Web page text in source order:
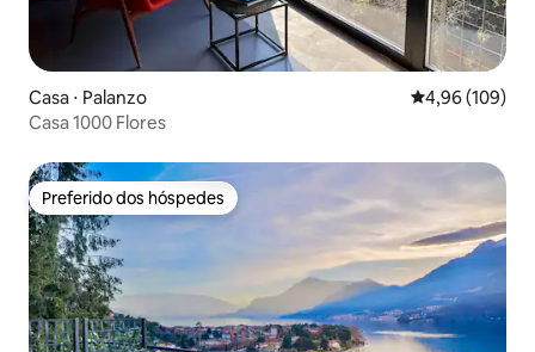
Casa ⋅ Palanzo 4,96 de uma
4,96 (109)
Casa 1000 Flores
Preferido dos hóspedes
Preferido dos hóspedes